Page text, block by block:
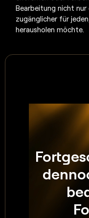
Bearbeitung nicht nur
zugänglicher für
herausholen möchte.